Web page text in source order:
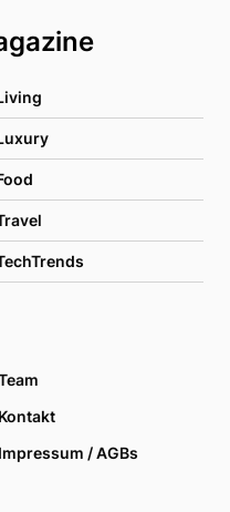
Kontakt
Impressum / AGBs